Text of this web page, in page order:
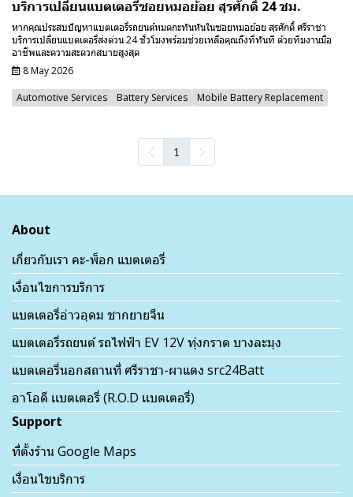
บริการเปลี่ยนแบตเตอรี่ซอยหมอย้อย สุรศักดิ์ 24 ชม.
หากคุณประสบปัญหาแบตเตอรี่รถยนต์หมดกะทันหันในซอยหมอย้อย สุรศักดิ์ ศรีราชา
บริการเปลี่ยนแบตเตอรี่ส่งด่วน 24 ชั่วโมงพร้อมช่วยเหลือคุณถึงที่ทันที ด้วยทีมงานมือ
อาชีพและความสะดวกสบายสูงสุด
8 May 2026
Automotive Services
Battery Services Mobile Battery Replacement
1
About
เกี่ยวกับเรา คะ-พ็อก แบตเตอรี่
เงื่อนไขการบริการ
แบตเตอรี่อ่าวอุดม ชากยายจีน
แบตเตอรี่รถยนต์ รถไฟฟ้า EV 12V ทุ่งกราด บางละมุง
แบตเตอรี่นอกสถานที่ ศรีราชา-ผาแดง src24Batt
อาโอดี เเบตเตอรี่ (R.O.D เเบตเตอรี่)
Support
ที่ตั้งร้าน Google Maps
เงื่อนไขบริการ